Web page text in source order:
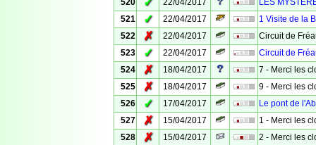
520
22/04/2017
LES
521
✓ 22/04/2017
1 Visite de la
522
✗ 22/04/2017
Circuit de
523
✓ 22/04/2017
Circuit de
524
✗ 18/04/2017
7 - Merci les
525
✗ 18/04/2017
9 - Merci les
526
✓ 17/04/2017
Le pont de
527
✗ 15/04/2017
1 - Merci les
528
✗ 15/04/2017
2 - Merci les